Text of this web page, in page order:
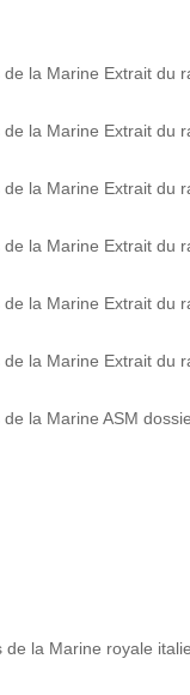
la Marine Extrait du
la Marine Extrait du
la Marine Extrait du
la Marine Extrait du
la Marine Extrait du
la Marine Extrait du
la Marine ASM
la Marine royale